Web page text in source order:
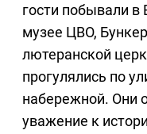
гости побывали в
музее ЦВО,
лютеранской
прогулялись по
набережной. Они
уважение к